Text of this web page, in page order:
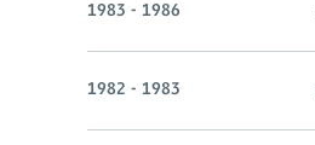
1983 - 1986
1982 - 1983